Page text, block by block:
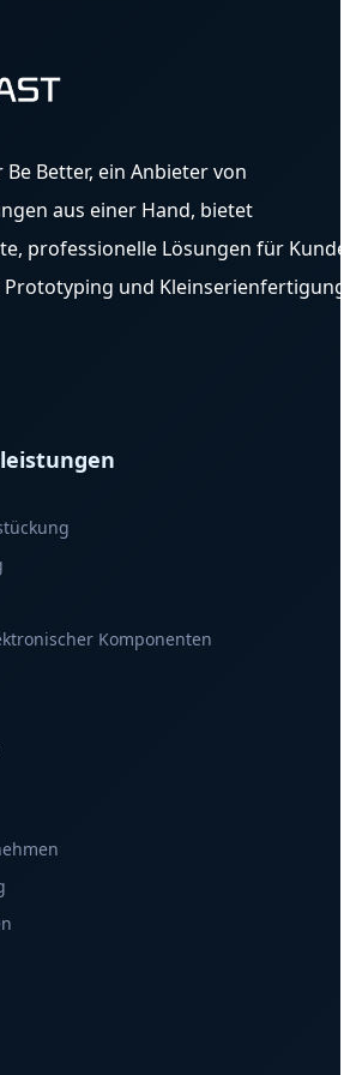
Be Better, ein Anbieter von
aus einer Hand, bietet
professionelle Lösungen für
Prototyping und Kleinserienfertigung
Komponenten